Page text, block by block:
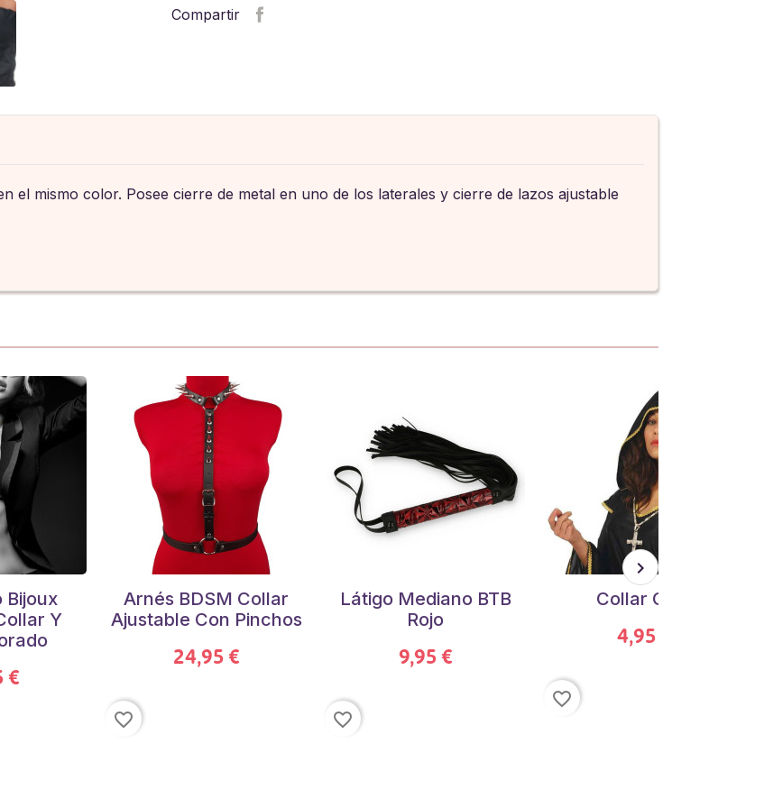
Compartir
el mismo color. Posee cierre de metal en uno de los laterales y cierre de lazos ajustable
Bijoux
Y
€
Arnés BDSM Collar
Ajustable Con Pinchos
24,95 €
favorite_border
Látigo Mediano BTB
Rojo
9,95 €
favorite_border
Collar Cruz
4,95 €
favorite_border